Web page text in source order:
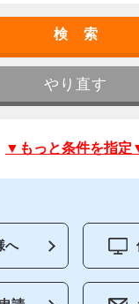
▼もっと条件を指定
へ